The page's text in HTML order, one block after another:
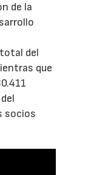
de la
del
que
socios